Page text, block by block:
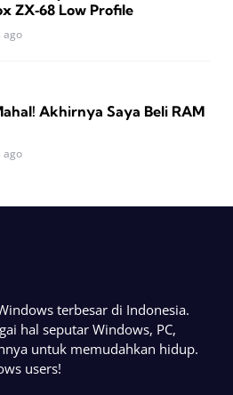
ZX‑68 Low Profile
ago
Akhirnya Saya Beli RAM
ago
terbesar di Indonesia.
hal seputar Windows, PC,
untuk memudahkan hidup.
users!